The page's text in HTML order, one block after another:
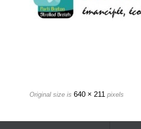
Original size is 640 × 211 pixels